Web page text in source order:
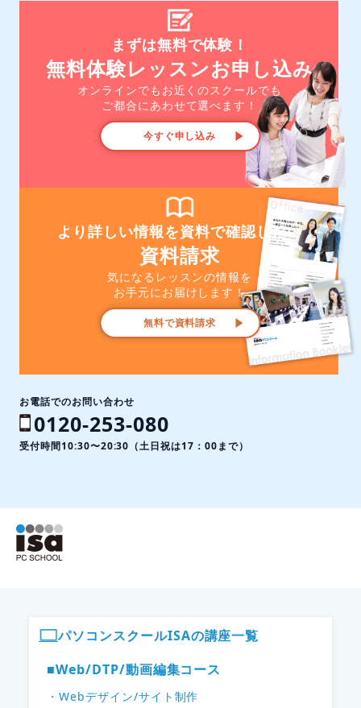
まずは無料で体験！
無料体験レッスンお申し込み
オンラインでもお近くのスクールでも
ご都合にあわせて選べます！
今すぐ申し込み
より詳しい情報を資料で確認したい
資料請求
気になるレッスンの情報を
お手元にお届けします！
無料で資料請求
お電話でのお問い合わせ
0120-253-080
受付時間10:30〜20:30（土日祝は17：00まで）
パソコンスクールISAの講座一覧
■Web/DTP/動画編集コース
・Webデザイン/サイト制作